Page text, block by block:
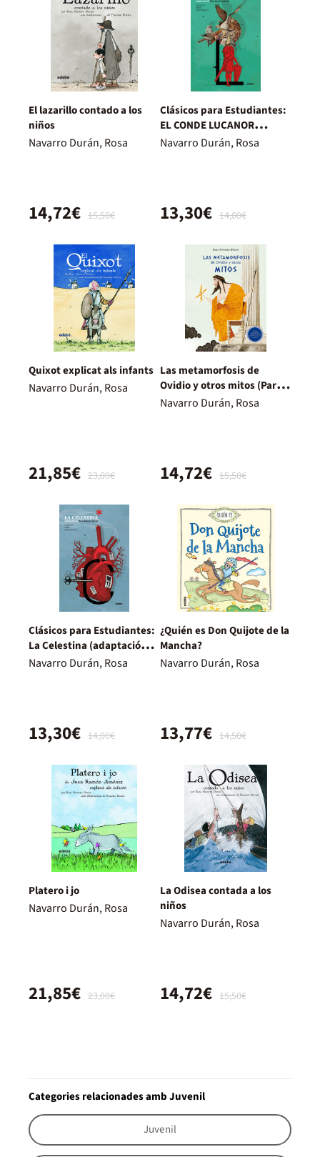
El lazarillo contado a los
niños
Navarro Durán, Rosa
15,50€
14,72€
Clásicos para Estudiantes:
EL CONDE LUCANOR
(adaptación de Rosa
Navarro Durán, Rosa
14,00€
13,30€
Quixot explicat als infants
Navarro Durán, Rosa
23,00€
21,85€
Las metamorfosis de
Ovidio y otros mitos (Para
entender la mitología
Navarro Durán, Rosa
15,50€
14,72€
Clásicos para Estudiantes:
La Celestina (adaptación
de Rosa Navarro Durán)
Navarro Durán, Rosa
14,00€
13,30€
¿Quién es Don Quijote de la
Mancha?
Navarro Durán, Rosa
14,50€
13,77€
Platero i jo
Navarro Durán, Rosa
23,00€
21,85€
La Odisea contada a los
niños
Navarro Durán, Rosa
15,50€
14,72€
Categories relacionades amb Juvenil
Juvenil